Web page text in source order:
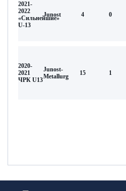
2021-
2022
«Сильнейшие»
U-13
Junost 4 0
2020-
2021
ЧРК U13
Junost-
Metallurg
15 1